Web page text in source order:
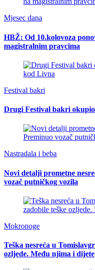
Mjesec dana
HBŽ: Od 10.kolovoza
magistralnim pravcima
Festival bakri
Drugi Festival bakri
Nastradala i beba
Novi detalji prometne
vozač putničkog vozila
Mokronoge
Teška nesreća u
ozljede. Među njima i dijete